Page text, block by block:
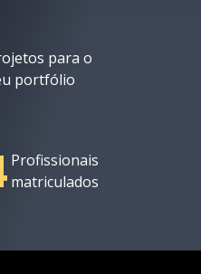
para o
portfólio
Profissionais
matriculados